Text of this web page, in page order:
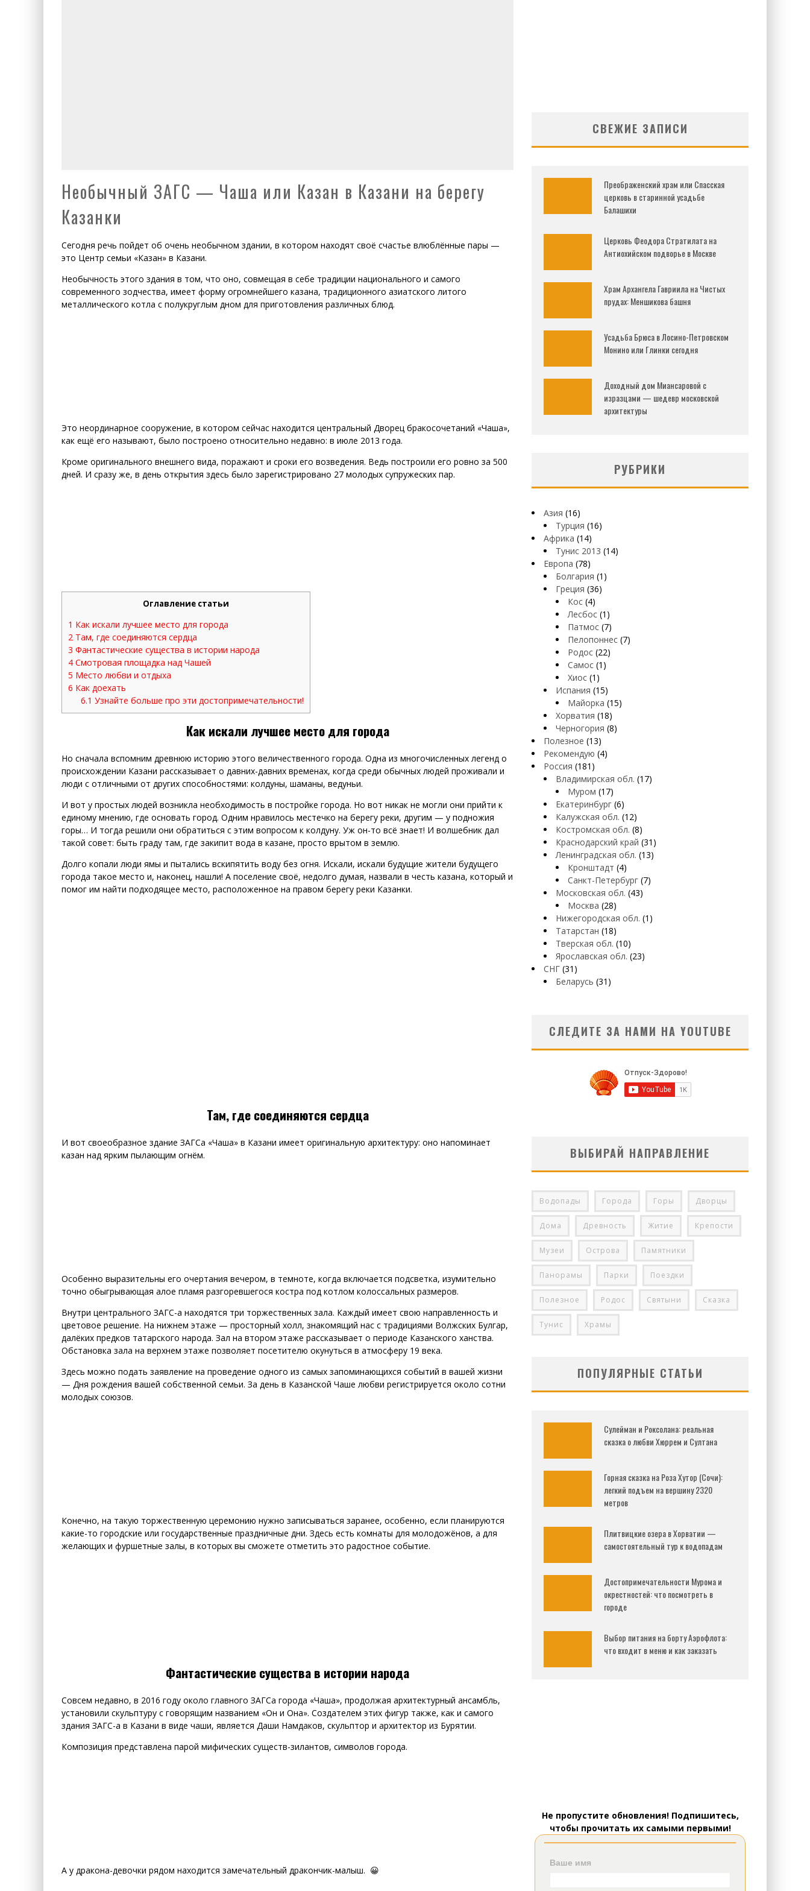
Необычный ЗАГС — Чаша или Казан в Казани на берегу
Казанки
Сегодня речь пойдет об очень необычном здании, в котором находят своё счастье влюблённые пары —
это Центр семьи «Казан» в Казани.
Необычность этого здания в том, что оно, совмещая в себе традиции национального и самого
современного зодчества, имеет форму огромнейшего казана, традиционного азиатского литого
металлического котла с полукруглым дном для приготовления различных блюд.
Это неординарное сооружение, в котором сейчас находится центральный Дворец бракосочетаний «Чаша»,
как ещё его называют, было построено относительно недавно: в июле 2013 года.
Кроме оригинального внешнего вида, поражают и сроки его возведения. Ведь построили его ровно за 500
дней. И сразу же, в день открытия здесь было зарегистрировано 27 молодых супружеских пар.
Оглавление статьи
1 Как искали лучшее место для города
2 Там, где соединяются сердца
3 Фантастические существа в истории народа
4 Смотровая площадка над Чашей
5 Место любви и отдыха
6 Как доехать
6.1 Узнайте больше про эти достопримечательности!
Как искали лучшее место для города
Но сначала вспомним древнюю историю этого величественного города. Одна из многочисленных легенд о
происхождении Казани рассказывает о давних-давних временах, когда среди обычных людей проживали и
люди с отличными от других способностями: колдуны, шаманы, ведуньи.
И вот у простых людей возникла необходимость в постройке города. Но вот никак не могли они прийти к
единому мнению, где основать город. Одним нравилось местечко на берегу реки, другим — у подножия
горы… И тогда решили они обратиться с этим вопросом к колдуну. Уж он-то всё знает! И волшебник дал
такой совет: быть граду там, где закипит вода в казане, просто врытом в землю.
Долго копали люди ямы и пытались вскипятить воду без огня. Искали, искали будущие жители будущего
города такое место и, наконец, нашли! А поселение своё, недолго думая, назвали в честь казана, который и
помог им найти подходящее место, расположенное на правом берегу реки Казанки.
Там, где соединяются сердца
И вот своеобразное здание ЗАГСа «Чаша» в Казани имеет оригинальную архитектуру: оно напоминает
казан над ярким пылающим огнём.
Особенно выразительны его очертания вечером, в темноте, когда включается подсветка, изумительно
точно обыгрывающая алое пламя разгоревшегося костра под котлом колоссальных размеров.
Внутри центрального ЗАГС-а находятся три торжественных зала. Каждый имеет свою направленность и
цветовое решение. На нижнем этаже — просторный холл, знакомящий нас с традициями Волжских Булгар,
далёких предков татарского народа. Зал на втором этаже рассказывает о периоде Казанского ханства.
Обстановка зала на верхнем этаже позволяет посетителю окунуться в атмосферу 19 века.
Здесь можно подать заявление на проведение одного из самых запоминающихся событий в вашей жизни
— Дня рождения вашей собственной семьи. За день в Казанской Чаше любви регистрируется около сотни
молодых союзов.
Конечно, на такую торжественную церемонию нужно записываться заранее, особенно, если планируются
какие-то городские или государственные праздничные дни. Здесь есть комнаты для молодожёнов, а для
желающих и фуршетные залы, в которых вы сможете отметить это радостное событие.
Фантастические существа в истории народа
Совсем недавно, в 2016 году около главного ЗАГСа города «Чаша», продолжая архитектурный ансамбль,
установили скульптуру с говорящим названием «Он и Она». Создателем этих фигур также, как и самого
здания ЗАГС-а в Казани в виде чаши, является Даши Намдаков, скульптор и архитектор из Бурятии.
Композиция представлена парой мифических существ-зилантов, символов города.
А у дракона-девочки рядом находится замечательный дракончик-малыш. 😀
СВЕЖИЕ ЗАПИСИ
Преображенский храм или Спасская
церковь в старинной усадьбе
Балашихи
Церковь Феодора Стратилата на
Антиохийском подворье в Москве
Храм Архангела Гавриила на Чистых
прудах: Меншикова башня
Усадьба Брюса в Лосино-Петровском
Монино или Глинки сегодня
Доходный дом Миансаровой с
изразцами — шедевр московской
архитектуры
РУБРИКИ
Азия (16)
Турция (16)
Африка (14)
Тунис 2013 (14)
Европа (78)
Болгария (1)
Греция (36)
Кос (4)
Лесбос (1)
Патмос (7)
Пелопоннес (7)
Родос (22)
Самос (1)
Хиос (1)
Испания (15)
Майорка (15)
Хорватия (18)
Черногория (8)
Полезное (13)
Рекомендую (4)
Россия (181)
Владимирская обл. (17)
Муром (17)
Екатеринбург (6)
Калужская обл. (12)
Костромская обл. (8)
Краснодарский край (31)
Ленинградская обл. (13)
Кронштадт (4)
Санкт-Петербург (7)
Московская обл. (43)
Москва (28)
Нижегородская обл. (1)
Татарстан (18)
Тверская обл. (10)
Ярославская обл. (23)
СНГ (31)
Беларусь (31)
СЛЕДИТЕ ЗА НАМИ НА YOUTUBE
ВЫБИРАЙ НАПРАВЛЕНИЕ
Водопады Города Горы Дворцы
Дома Древность Житие Крепости
Музеи Острова Памятники
Панорамы Парки Поездки
Полезное Родос Святыни Сказка
Тунис Храмы
ПОПУЛЯРНЫЕ СТАТЬИ
Сулейман и Роксолана: реальная
сказка о любви Хюррем и Султана
Горная сказка на Роза Хутор (Сочи):
легкий подъем на вершину 2320
метров
Плитвицкие озера в Хорватии —
самостоятельный тур к водопадам
Достопримечательности Мурома и
окрестностей: что посмотреть в
городе
Выбор питания на борту Аэрофлота:
что входит в меню и как заказать
Не пропустите обновления! Подпишитесь,
чтобы прочитать их самыми первыми!
Ваше имя